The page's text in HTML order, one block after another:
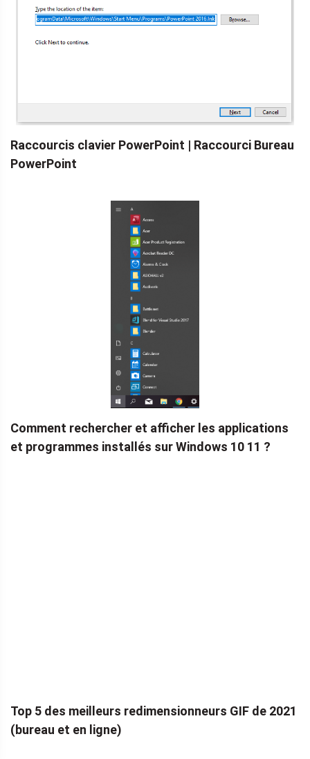
Raccourcis clavier PowerPoint | Raccourci Bureau
PowerPoint
Comment rechercher et afficher les applications
et programmes installés sur Windows 10 11 ?
Top 5 des meilleurs redimensionneurs GIF de 2021
(bureau et en ligne)